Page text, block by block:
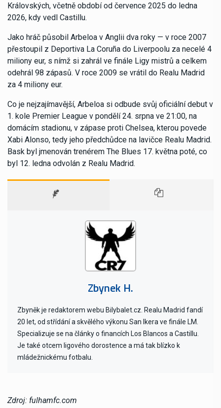
Královských, včetně období od července 2025 do ledna
2026, kdy vedl Castillu.
Jako hráč působil Arbeloa v Anglii dva roky — v roce 2007
přestoupil z Deportiva La Coruña do Liverpoolu za necelé 4
miliony eur, s nímž si zahrál ve finále Ligy mistrů a celkem
odehrál 98 zápasů. V roce 2009 se vrátil do Realu Madrid
za 4 miliony eur.
Co je nejzajímavější, Arbeloa si odbude svůj oficiální debut v
1. kole Premier League v pondělí 24. srpna ve 21:00, na
domácím stadionu, v zápase proti Chelsea, kterou povede
Xabi Alonso, tedy jeho předchůdce na lavičce Realu Madrid.
Bask byl jmenován trenérem The Blues 17. května poté, co
byl 12. ledna odvolán z Realu Madrid.
Zbynek H.
Zbyněk je redaktorem webu Bilybalet.cz. Realu Madrid fandí
20 let, od střídání a skvělého výkonu San Ikera ve finále LM.
Specializuje se na články o financích Los Blancos a Castillu.
Je také otcem ligového dorostence a má tak blízko k
mládežnickému fotbalu.
Zdroj: fulhamfc.com